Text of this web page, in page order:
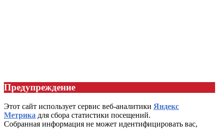
Предупреждение
Этот сайт использует сервис веб-аналитики Яндекс
Метрика для сбора статистики посещений.
Собранная информация не может идентифицировать вас,